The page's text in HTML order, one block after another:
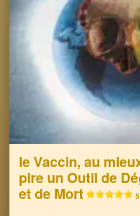
le Vaccin, au
pire un Outil de
et de Mort